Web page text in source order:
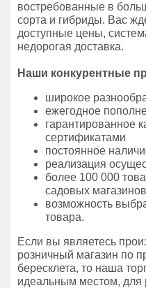
востребованные в
сорта и гибриды. Вас
доступные цены,
недорогая доставка.
Наши конкурентные
широкое
ежегодное
гарантированное
сертификатами
постоянное
реализация
более 100 000
садовых
возможность
товара.
Если вы являетесь
розничный магазин по
бересклета, то наша
идеальным местом,